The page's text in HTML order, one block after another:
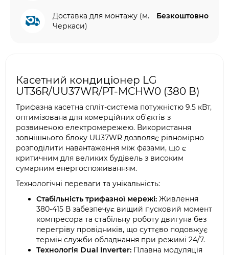
Доставка для монтажу (м.
Черкаси)
Безкоштовно
Касетний кондиціонер LG
UT36R/UU37WR/PT-MCHW0 (380 В)
Трифазна касетна спліт-система потужністю 9.5 кВт,
оптимізована для комерційних об'єктів з
розвиненою електромережею. Використання
зовнішнього блоку UU37WR дозволяє рівномірно
розподілити навантаження між фазами, що є
критичним для великих будівель з високим
сумарним енергоспоживанням.
Технологічні переваги та унікальність:
Стабільність трифазної мережі: Живлення
380-415 В забезпечує вищий пусковий момент
компресора та стабільну роботу двигуна без
перегріву провідників, що суттєво подовжує
термін служби обладнання при режимі 24/7.
Технологія Dual Inverter: Плавна модуляція